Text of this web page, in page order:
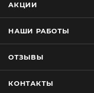
вариантов
Премиальная кожа
произведена из
форму. Форму
АКЦИИ
НАШИ РАБОТЫ
ОТЗЫВЫ
КОНТАКТЫ